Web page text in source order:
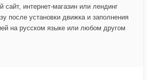
сайт, интернет-магазин или лендинг
после установки движка и заполнения
на русском языке или любом другом